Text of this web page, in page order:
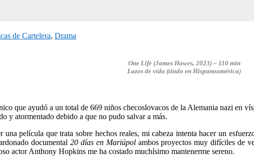
de Cartelera, Drama
One Life (James Hawes, 2023) – 110 min
Lazos de vida (título en Hispanoamérica)
que ayudó a un total de 669 niños checoslovacos de la Alemania nazi en
y atormentado debido a que no pudo salvar a más.
película que trata sobre hechos reales, mi cabeza intenta hacer un
documental 20 días en Mariúpolambos proyectos muy difíciles de
actor Anthony Hopkins me ha costado muchísimo mantenerme sereno.